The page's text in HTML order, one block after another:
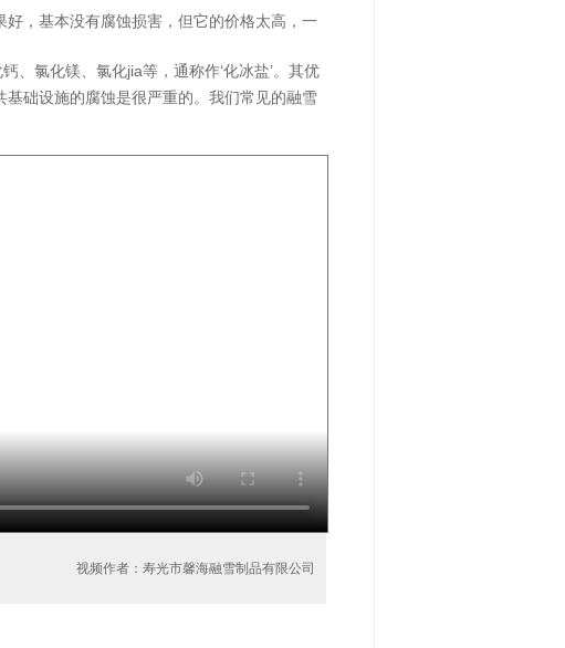
，基本没有腐蚀损害，但它的价格太高，一
、氯化镁、氯化jia等，通称作‘化冰盐’。其优
础设施的腐蚀是很严重的。我们常见的融雪
视频作者：寿光市馨海融雪制品有限公司